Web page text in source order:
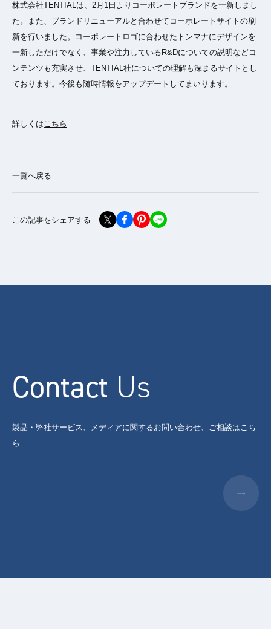
株式会社TENTIALは、2月1日よりコーポレートブランドを一新しまし
た。また、ブランドリニューアルと合わせてコーポレートサイトの刷
新を行いました。コーポレートロゴに合わせたトンマナにデザインを
一新しただけでなく、事業や注力しているR&Dについての説明などコ
ンテンツも充実させ、TENTIAL社についての理解も深まるサイトとし
ております。今後も随時情報をアップデートしてまいります。
詳しくはこちら
一覧へ戻る
この記事をシェアする
Contact Us
製品・弊社サービス、メディアに関するお問い合わせ、ご相談はこち
ら